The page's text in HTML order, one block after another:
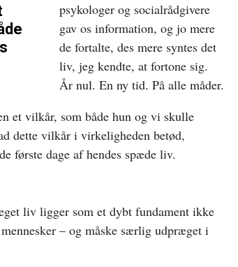
psykologer og socialrådgivere
gav os information, og jo mere
de fortalte, des mere syntes det
liv, jeg kendte, at fortone sig.
År nul. En ny tid. På alle måder.
et vilkår, som både hun og vi skulle
dette vilkår i virkeligheden betød,
første dage af hendes spæde liv.
liv ligger som et dybt fundament ikke
– og måske særlig udpræget i